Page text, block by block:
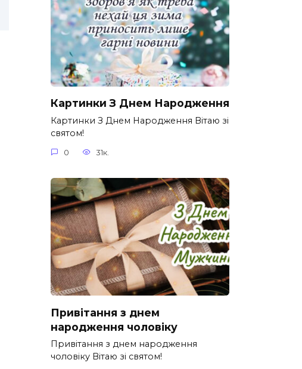
Картинки З Днем Народження
Картинки З Днем Народження Вітаю зі
святом!
0 31к.
Привітання з днем
народження чоловіку
Привітання з днем народження
чоловіку Вітаю зі святом!